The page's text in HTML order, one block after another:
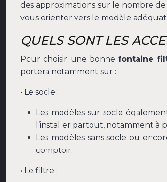
des approximations sur le nombre
vous orienter vers le modèle adéquat
QUELS SONT LES
Pour choisir une bonnefontaine
portera notamment sur :
• Le socle :
Les modèles sur socle
l’installer partout, notamment à
Les modèles sans socle ou
comptoir.
• Le filtre :